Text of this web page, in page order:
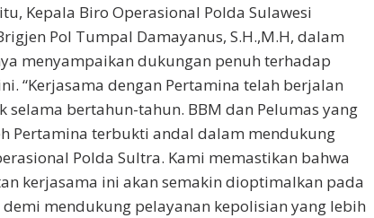
Kepala Biro Operasional Polda Sulawesi
Pol Tumpal Damayanus, S.H.,M.H, dalam
menyampaikan dukungan penuh terhadap
“Kerjasama dengan Pertamina telah berjalan
selama bertahun-tahun. BBM dan Pelumas yang
Pertamina terbukti andal dalam mendukung
Polda Sultra. Kami memastikan bahwa
kerjasama ini akan semakin dioptimalkan pada
mendukung pelayanan kepolisian yang lebih